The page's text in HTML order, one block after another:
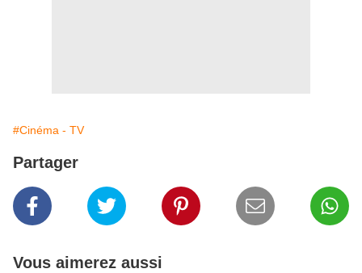
#Cinéma - TV
Partager
Vous aimerez aussi